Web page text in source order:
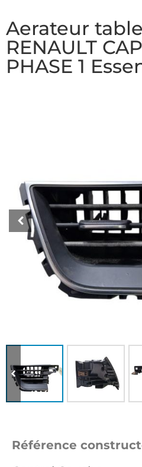
Aerateur
RENAULT
PHASE 1
Référence